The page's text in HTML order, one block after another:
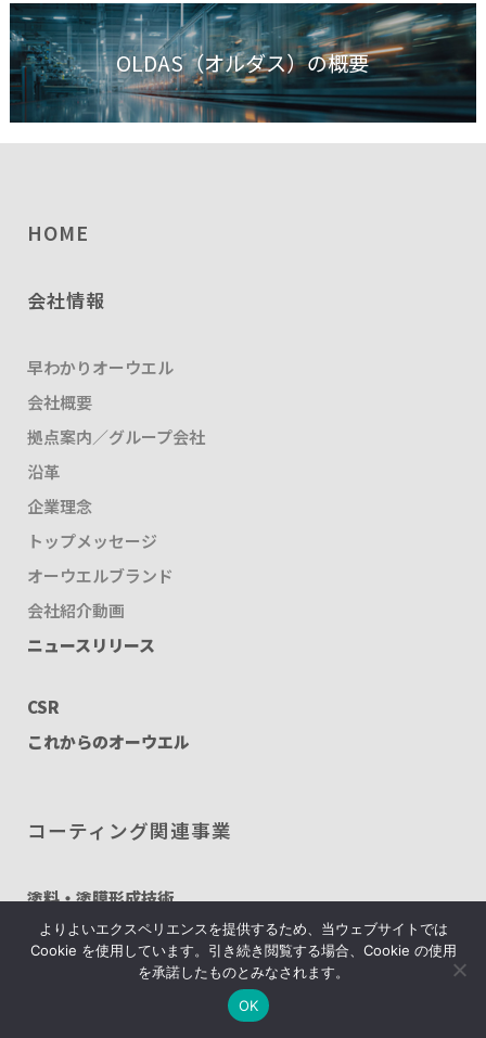
OLDAS（オルダス）の概要
HOME
会社情報
早わかりオーウエル
会社概要
拠点案内／グループ会社
沿革
企業理念
トップメッセージ
オーウエルブランド
会社紹介動画
ニュースリリース
CSR
これからのオーウエル
コーティング関連事業
塗料・塗膜形成技術
塗料・塗膜形成技術の強み
よりよいエクスペリエンスを提供するため、当ウェブサイトでは
Cookie を使用しています。引き続き閲覧する場合、Cookie の使用
を承諾したものとみなされます。
OK